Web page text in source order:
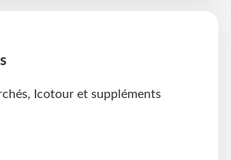
Icotour et suppléments